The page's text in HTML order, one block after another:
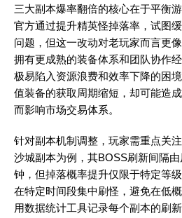
三大副本爆率翻倍的核心在于平衡
官方通过提升精英怪掉落率，试图
问题，但这一改动对老玩家而言更
拥有更成熟的装备体系和团队协作
极易陷入资源浪费和效率下降的困
值装备的获取周期缩短，却可能造
而影响市场交易体系。
针对副本机制调整，玩家需重点关
沙城副本为例，其BOSS刷新间隔
钟，但掉落概率提升仅限于特定等
在特定时间段集中刷怪，避免在低
用数据统计工具记录每个副本的刷